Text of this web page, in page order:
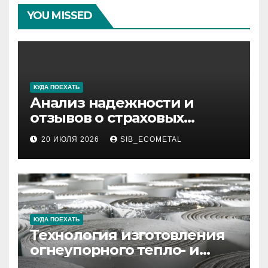
YOU MISSED
КУДА ПОЕХАТЬ
Анализ надежности и
отзывов о страховых
компаниях по итогам 2026
года
20 ИЮЛЯ 2026 SIB_ECOMETAL
КУДА ПОЕХАТЬ
Технология изготовления
огнеупорного тепло- и